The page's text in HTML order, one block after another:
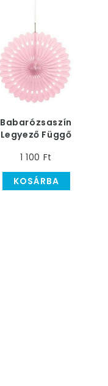
Babarózsaszín
Legyező Függő
1 100 Ft
KOSÁRBA